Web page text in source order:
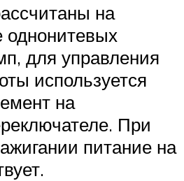
на
однонитевых
для управления
используется
на
При
питание на